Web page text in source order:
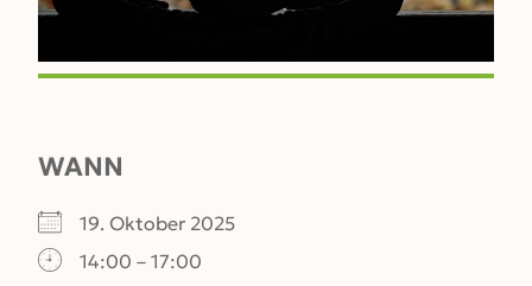
WANN
19. Oktober 2025
14:00 – 17:00